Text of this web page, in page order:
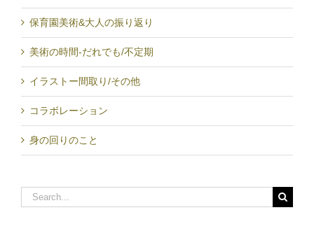
保育園美術&大人の振り返り
美術の時間-だれでも/不定期
イラストー間取り/その他
コラボレーション
身の回りのこと
Search
for: